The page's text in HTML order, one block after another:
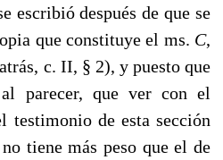
escribió después de que se
que cons­tituye el ms. C,
c. II, § 2), y puesto que
parecer, que ver con el
testimonio de esta sección
no tiene más peso que el de